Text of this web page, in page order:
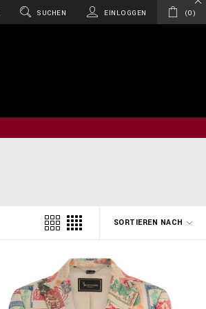
SUCHEN EINLOGGEN 0
SORTIEREN NACH